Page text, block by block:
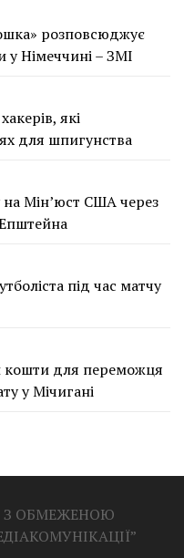
розповсюджує
у Німеччині – ЗМІ
які
для шпигунства
Мін’юст США через
під час матчу
кошти для переможця
у Мічигані
З ОБМЕЖЕНОЮ